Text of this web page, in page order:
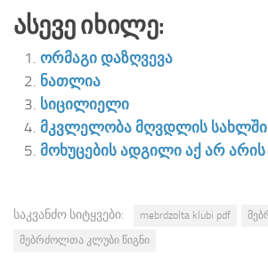
Ასევე Იხილე:
ორმაგი დაზღვევა
ნათლია
სიცილიელი
მკვლელობა მღვდლის სახლში
მოხუცების ადგილი აქ არ არის
საკვანძო სიტყვები: mebrdzolta klubi pdf
მებრძოლთა კლუბი წიგნი